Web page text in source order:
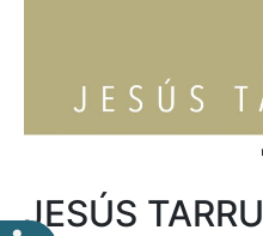
JESÚS